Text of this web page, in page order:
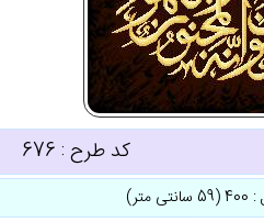
کد طرح : 676